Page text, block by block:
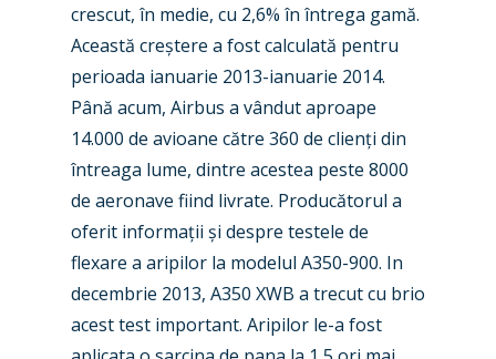
crescut, în medie, cu 2,6% în întrega gamă.
Această creștere a fost calculată pentru
perioada ianuarie 2013-ianuarie 2014.
Până acum, Airbus a vândut aproape
14.000 de avioane către 360 de clienți din
întreaga lume, dintre acestea peste 8000
de aeronave fiind livrate. Producătorul a
oferit informații și despre testele de
flexare a aripilor la modelul A350-900. In
decembrie 2013, A350 XWB a trecut cu brio
acest test important. Aripilor le-a fost